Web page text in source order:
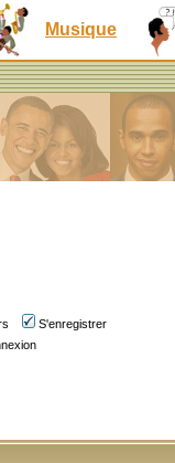
Musique
S'enregistrer